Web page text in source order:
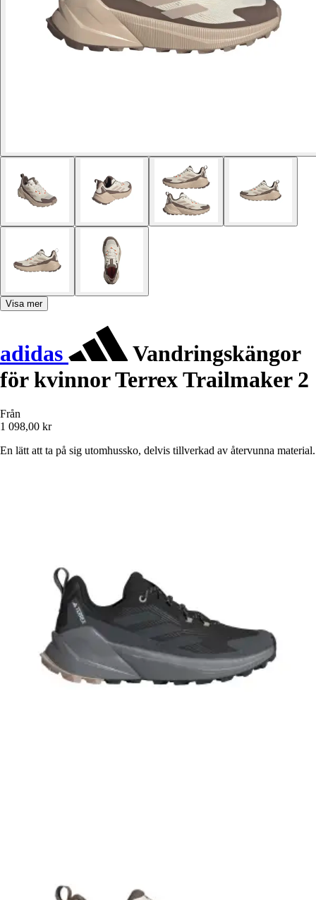
Visa mer
adidas
Vandringskängor
för kvinnor Terrex Trailmaker 2
Från
1 098,00 kr
En lätt att ta på sig utomhussko, delvis tillverkad av återvunna material.